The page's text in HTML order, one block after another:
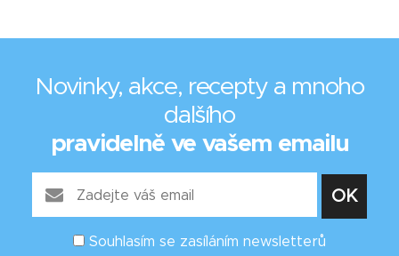
Novinky, akce, recepty a mnoho
dalšího
pravidelně ve vašem emailu
Souhlasím se zasíláním newsletterů